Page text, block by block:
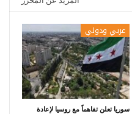
عربي ودولي
سوريا تعلن تفاهماً مع روسيا لإعادة